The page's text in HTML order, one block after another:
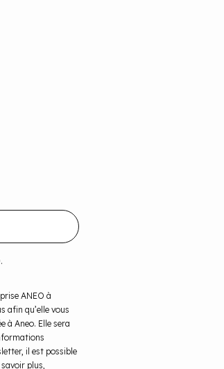
ANEO à
afin qu’elle vous
à Aneo. Elle sera
il est possible
plus,